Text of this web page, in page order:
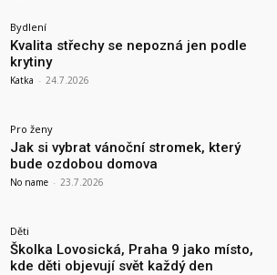
Bydlení
Kvalita střechy se nepozná jen podle
krytiny
Katka - 24.7.2026
Pro ženy
Jak si vybrat vánoční stromek, který
bude ozdobou domova
No name - 23.7.2026
Děti
Školka Lovosická, Praha 9 jako místo,
kde děti objevují svět každý den